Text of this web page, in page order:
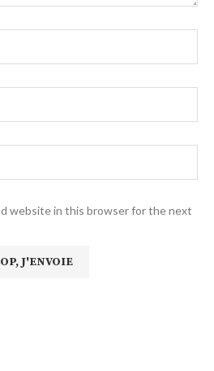
website in this browser for the next